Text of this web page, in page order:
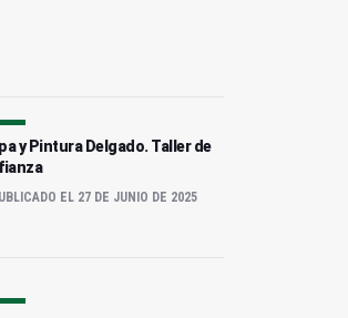
y Pintura Delgado. Taller de
EL 27 DE JUNIO DE 2025